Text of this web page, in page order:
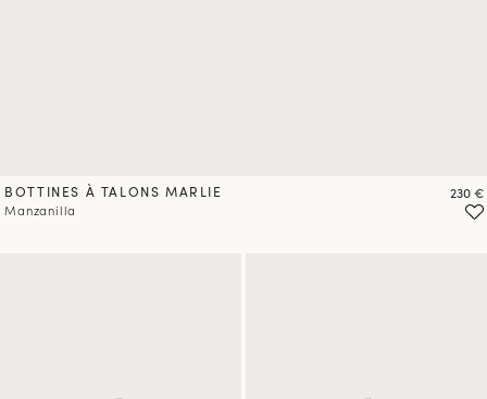
BOTTINES À TALONS MARLIE
Manzanilla
Prix
230 €